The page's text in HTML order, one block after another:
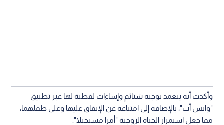
وأكدت أنه يتعمد توجيه شتائم وإساءات لفظية لها عبر تطبيق
"واتس أب"، بالإضافة إلى امتناعه عن الإنفاق عليها وعلى طفلهما،
مما جعل استمرار الحياة الزوجية "أمرا مستحيلا".